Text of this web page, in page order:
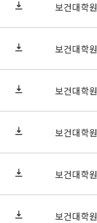
보건대학원
보건대학원
보건대학원
보건대학원
보건대학원
보건대학원